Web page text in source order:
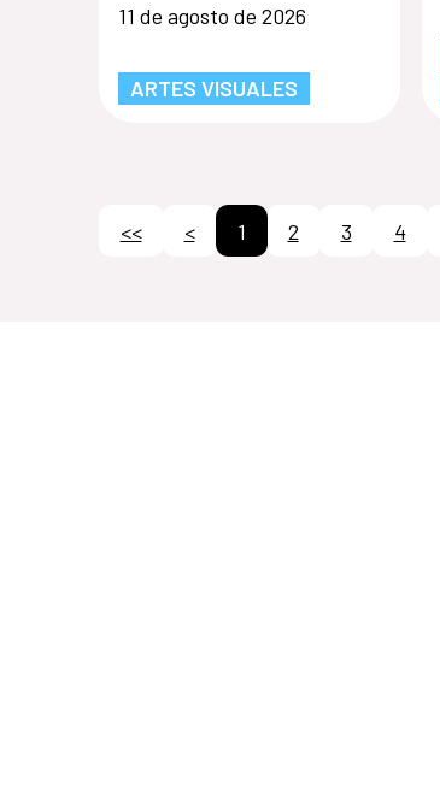
11 de agosto de 2026
ARTES VISUALES
<< < 1 2 3 4